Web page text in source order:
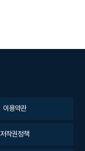
이용약관
저작권정책